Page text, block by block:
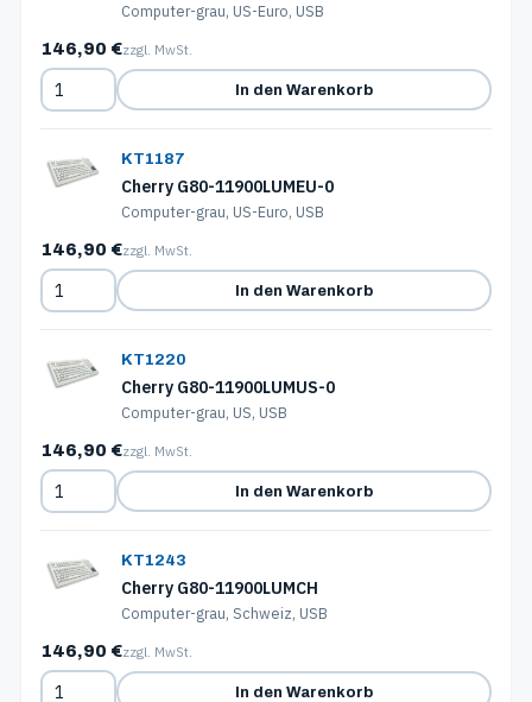
Computer-grau, US-Euro, USB
146,90 €zzgl. MwSt.
In den Warenkorb
KT1187
Cherry G80-11900LUMEU-0
Computer-grau, US-Euro, USB
146,90 €zzgl. MwSt.
In den Warenkorb
KT1220
Cherry G80-11900LUMUS-0
Computer-grau, US, USB
146,90 €zzgl. MwSt.
In den Warenkorb
KT1243
Cherry G80-11900LUMCH
Computer-grau, Schweiz, USB
146,90 €zzgl. MwSt.
In den Warenkorb